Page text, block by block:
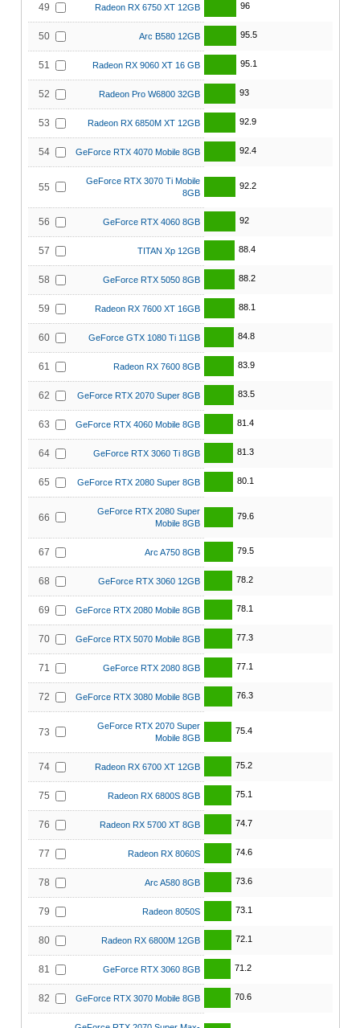
49 Radeon RX 6750 XT 12GB 96
50 Arc B580 12GB 95.5
51 Radeon RX 9060 XT 16 GB 95.1
52 Radeon Pro W6800 32GB 93
53 Radeon RX 6850M XT 12GB 92.9
54 GeForce RTX 4070 Mobile 8GB 92.4
55
GeForce RTX 3070 Ti Mobile
8GB
92.2
56 GeForce RTX 4060 8GB 92
57 TITAN Xp 12GB 88.4
58 GeForce RTX 5050 8GB 88.2
59 Radeon RX 7600 XT 16GB 88.1
60 GeForce GTX 1080 Ti 11GB 84.8
61 Radeon RX 7600 8GB 83.9
62 GeForce RTX 2070 Super 8GB 83.5
63 GeForce RTX 4060 Mobile 8GB 81.4
64 GeForce RTX 3060 Ti 8GB 81.3
65 GeForce RTX 2080 Super 8GB 80.1
66
GeForce RTX 2080 Super
Mobile 8GB
79.6
67 Arc A750 8GB 79.5
68 GeForce RTX 3060 12GB 78.2
69 GeForce RTX 2080 Mobile 8GB 78.1
70 GeForce RTX 5070 Mobile 8GB 77.3
71 GeForce RTX 2080 8GB 77.1
72 GeForce RTX 3080 Mobile 8GB 76.3
73
GeForce RTX 2070 Super
Mobile 8GB
75.4
74 Radeon RX 6700 XT 12GB 75.2
75 Radeon RX 6800S 8GB 75.1
76 Radeon RX 5700 XT 8GB 74.7
77 Radeon RX 8060S 74.6
78 Arc A580 8GB 73.6
79 Radeon 8050S 73.1
80 Radeon RX 6800M 12GB 72.1
81 GeForce RTX 3060 8GB 71.2
82 GeForce RTX 3070 Mobile 8GB 70.6